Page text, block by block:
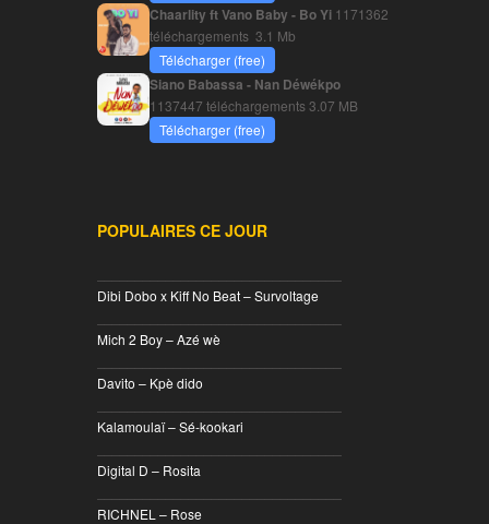
Chaarlity ft Vano Baby - Bo Yi 1171362
téléchargements 3.1 Mb
Télécharger (free)
Siano Babassa - Nan Déwékpo
1137447 téléchargements3.07 MB
Télécharger (free)
POPULAIRES CE JOUR
Dibi Dobo x Kiff No Beat – Survoltage
Mich 2 Boy – Azé wè
Davito – Kpè dido
Kalamoulaï – Sé-kookari
Digital D – Rosita
RICHNEL – Rose